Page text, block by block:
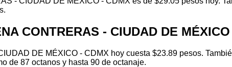
CONTRERAS - CIUDAD DE MÉXICO
DE MÉXICO - CDMX hoy cuesta $23.89 pesos.
de 87 octanos y hasta 90 de octanaje.